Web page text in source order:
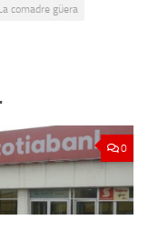
La comadre güera
0